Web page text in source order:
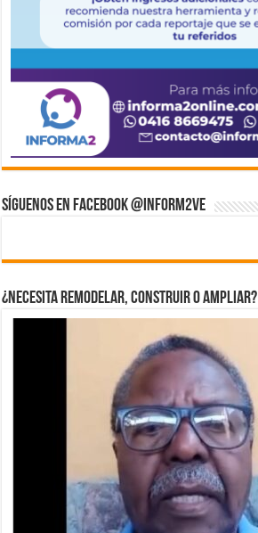
Síguenos en Facebook @inform2Ve
¿Necesita Remodelar, Construir o ampliar?